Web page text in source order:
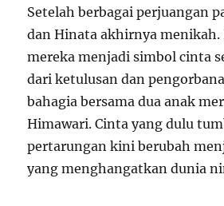
Setelah berbagai perjuangan
dan Hinata akhirnya menikah.
mereka menjadi simbol cinta
dari ketulusan dan
bahagia bersama dua anak
Himawari. Cinta yang dulu
pertarungan kini berubah
yang menghangatkan dunia